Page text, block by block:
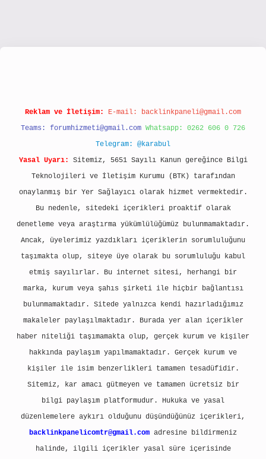
Reklam ve İletişim: E-mail: backlinkpaneli@gmail.com
Teams: forumhizmeti@gmail.com Whatsapp: 0262 606 0 726
Telegram: @karabul
Yasal Uyarı:
Sitemiz, 5651 Sayılı Kanun gereğince Bilgi
Teknolojileri ve İletişim Kurumu (BTK) tarafından
onaylanmış bir Yer Sağlayıcı olarak hizmet vermektedir.
Bu nedenle, sitedeki içerikleri proaktif olarak
denetleme veya araştırma yükümlülüğümüz bulunmamaktadır.
Ancak, üyelerimiz yazdıkları içeriklerin sorumluluğunu
taşımakta olup, siteye üye olarak bu sorumluluğu kabul
etmiş sayılırlar. Bu internet sitesi, herhangi bir
marka, kurum veya şahıs şirketi ile hiçbir bağlantısı
bulunmamaktadır. Sitede yalnızca kendi hazırladığımız
makaleler paylaşılmaktadır. Burada yer alan içerikler
haber niteliği taşımamakta olup, gerçek kurum ve kişiler
hakkında paylaşım yapılmamaktadır. Gerçek kurum ve
kişiler ile isim benzerlikleri tamamen tesadüfidir.
Sitemiz, kar amacı gütmeyen ve tamamen ücretsiz bir
bilgi paylaşım platformudur. Hukuka ve yasal
düzenlemelere aykırı olduğunu düşündüğünüz içerikleri,
backlinkpanelicomtr@gmail.com adresine bildirmeniz
halinde, ilgili içerikler yasal süre içerisinde